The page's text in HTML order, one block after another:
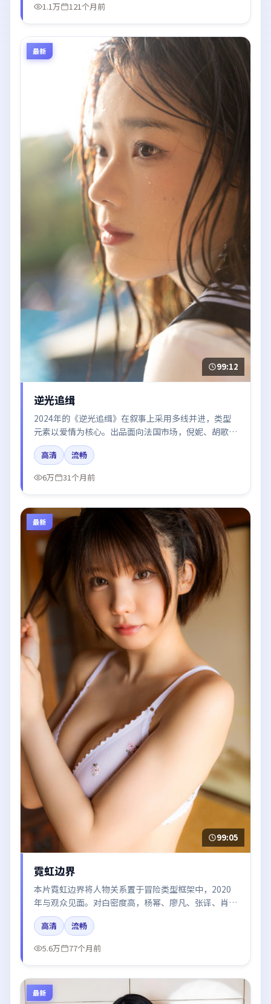
1.1万
121个月前
最新
99:12
逆光追缉
2024年的《逆光追缉》在叙事上采用多线并进，类型
元素以爱情为核心。出品面向法国市场，倪妮、胡歌、
杨幂、段奕宏、梁朝伟所饰角色推动关键反转，结尾留
白引发讨论。
高清
流畅
6万
31个月前
最新
99:05
霓虹边界
本片霓虹边界将人物关系置于冒险类型框架中，2020
年与观众见面。对白密度高，杨幂、廖凡、张译、肖战
的台词节奏值得关注；整体气质偏韩国都市与冷色调摄
影。
高清
流畅
5.6万
77个月前
最新